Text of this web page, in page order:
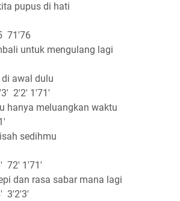
pupus di hati
71'76
untuk mengulang lagi
awal dulu
2'2' 1'71'
hanya meluangkan waktu
sedihmu
72' 1'71'
dan rasa sabar mana lagi
3'2'3'